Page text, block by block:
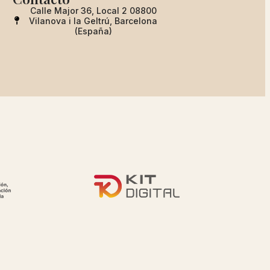
Calle Major 36, Local 2 08800
Vilanova i la Geltrú, Barcelona
(España)